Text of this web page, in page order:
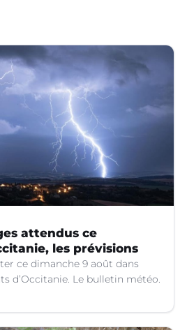
attendus ce
les prévisions
ce dimanche 9 août dans
d’Occitanie. Le bulletin météo.